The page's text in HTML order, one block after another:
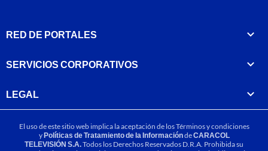
RED DE PORTALES
SERVICIOS CORPORATIVOS
LEGAL
El uso de este sitio web implica la aceptación de losTérminos y condiciones
yPolíticas de Tratamiento de la InformacióndeCARACOL
TELEVISIÓN S.A.Todos los Derechos Reservados D.R.A. Prohibida su